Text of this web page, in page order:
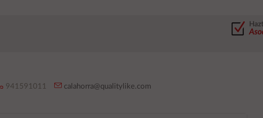
941591011 calahorra@qualitylike.com